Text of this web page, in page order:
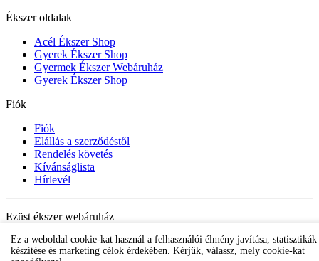
Ékszer oldalak
Acél Ékszer Shop
Gyerek Ékszer Shop
Gyermek Ékszer Webáruház
Gyerek Ékszer Shop
Fiók
Fiók
Elállás a szerződéstől
Rendelés követés
Kívánságlista
Hírlevél
Ezüst ékszer webáruház
Ez a weboldal cookie-kat használ a felhasználói élmény javítása, statisztikák
készítése és marketing célok érdekében. Kérjük, válassz, mely cookie-kat